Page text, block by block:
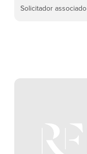
Solicitador associado